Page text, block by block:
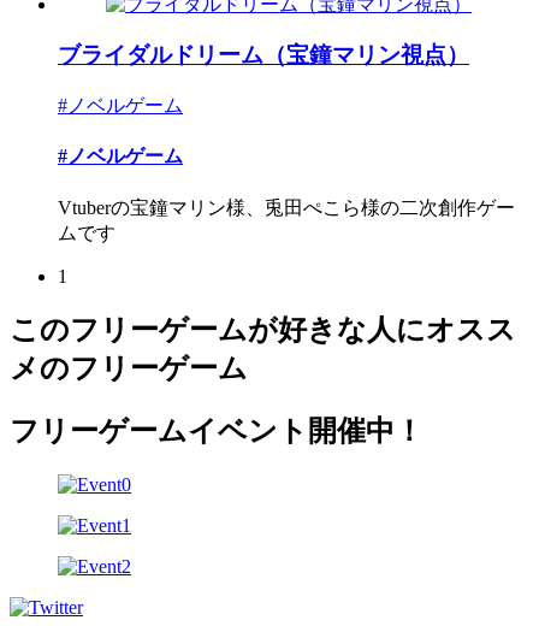
ブライダルドリーム（宝鐘マリン視点）
#ノベルゲーム
#ノベルゲーム
Vtuberの宝鐘マリン様、兎田ぺこら様の二次創作ゲー
ムです
1
このフリーゲームが好きな人にオスス
メのフリーゲーム
フリーゲームイベント開催中！